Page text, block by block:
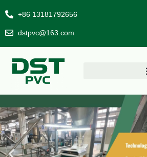
+86 13181792656
dstpvc@163.com